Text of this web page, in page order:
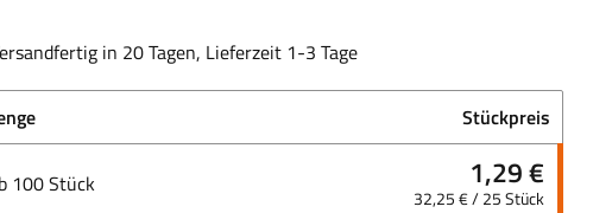
in 20 Tagen, Lieferzeit 1-3 Tage
Stückpreis
100Stück 1,29 €
32,25 € / 25 Stück